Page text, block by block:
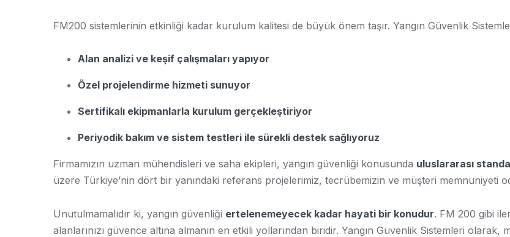
FM200 sistemlerinin etkinliği kadar kurulum kalitesi de büyük önem taşır. Yangın Güvenlik
Alan analizi ve keşif çalışmaları yapıyor
Özel projelendirme hizmeti sunuyor
Sertifikalı ekipmanlarla kurulum gerçekleştiriyor
Periyodik bakım ve sistem testleri ile sürekli destek sağlıyoruz
Firmamızın uzman mühendisleri ve saha ekipleri, yangın güvenliği konusunda uluslararası
üzere Türkiye’nin dört bir yanındaki referans projelerimiz, tecrübemizin ve müşteri memnuniyeti
Unutulmamalıdır ki, yangın güvenliği ertelenemeyecek kadar hayati bir konudur. FM 200 gibi
alanlarınızı güvence altına almanın en etkili yollarından biridir. Yangın Güvenlik Sistemleri